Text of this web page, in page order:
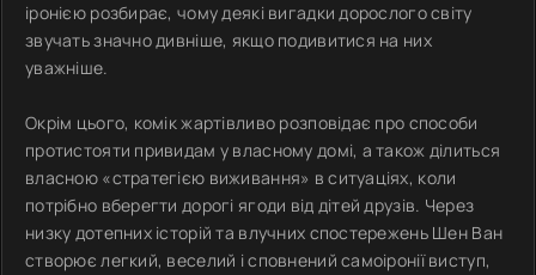
іронією розбирає, чому деякі вигадки дорослого світу
звучать значно дивніше, якщо подивитися на них
уважніше.
Окрім цього, комік жартівливо розповідає про способи
протистояти привидам у власному домі, а також ділиться
власною «стратегією виживання» в ситуаціях, коли
потрібно вберегти дорогі ягоди від дітей друзів. Через
низку дотепних історій та влучних спостережень Шен Ван
створює легкий, веселий і сповнений самоіронії виступ,